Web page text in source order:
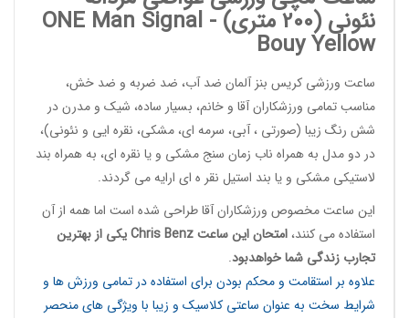
نئونی (200 متری) - ONE Man Signal
Bouy Yellow
ساعت ورزشی کریس بنز آلمان ضد آب، ضد ضربه و ضد خش،
مناسب تمامی ورزشکاران آقا و خانم، بسیار ساده، شیک و مدرن در
شش رنگ زیبا (صورتی ، آبی، سرمه ای، مشکی، نقره ایی و نئونی)،
در دو مدل به همراه ناب زمان سنج مشکی و یا نقره ای، به همراه بند
لاستیکی مشکی و یا بند استیل نقر ه ای ارایه می گردند.
این ساعت مخصوص ورزشکاران آقاطراحی شده است اما همه از آن
استفاده می کنند، امتحان این ساعتChris Benzیکی از بهترین
تجارب زندگی شما خواهدبود.
علاوه بر استقامت و محکم بودن برای استفاده در تمامی ورزش ها و
شرایط سخت به عنوان ساعتی کلاسیک و زیبا با ویژگی های منحصر